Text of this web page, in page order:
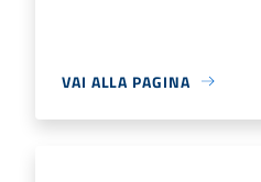
VAI ALLA PAGINA